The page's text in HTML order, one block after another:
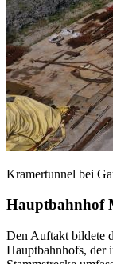
Kramertunnel bei
Hauptbahnhof
Den Auftakt bildete
Hauptbahnhofs, der